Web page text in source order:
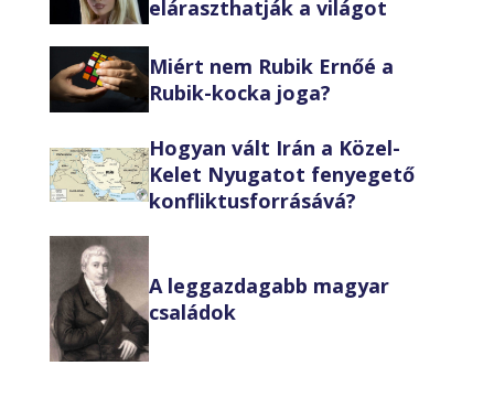
eláraszthatják a világot
Miért nem Rubik Ernőé a
Rubik-kocka joga?
Hogyan vált Irán a Közel-
Kelet Nyugatot fenyegető
konfliktusforrásává?
A leggazdagabb magyar
családok